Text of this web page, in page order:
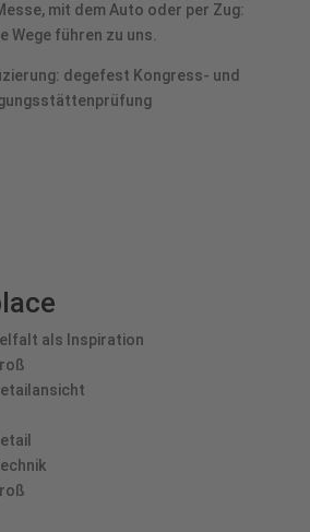
mit dem Auto oder per Zug:
Wege führen zu uns.
degefest Kongress- und
als Inspiration